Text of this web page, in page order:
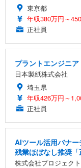
東京都
年収380万円～
正社員
プラントエンジニア
日本製紙株式会社
埼玉県
年収426万円～
正社員
AIツール活用バナ
残業ほぼなし推奨「
株式会社プロジェク